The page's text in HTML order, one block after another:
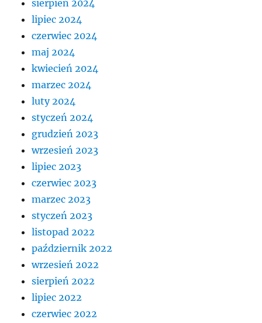
sierpień 2024
lipiec 2024
czerwiec 2024
maj 2024
kwiecień 2024
marzec 2024
luty 2024
styczeń 2024
grudzień 2023
wrzesień 2023
lipiec 2023
czerwiec 2023
marzec 2023
styczeń 2023
listopad 2022
październik 2022
wrzesień 2022
sierpień 2022
lipiec 2022
czerwiec 2022